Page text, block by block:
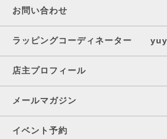
お問い合わせ
ラッピングコーディネーター
店主プロフィール
メールマガジン
イベント予約